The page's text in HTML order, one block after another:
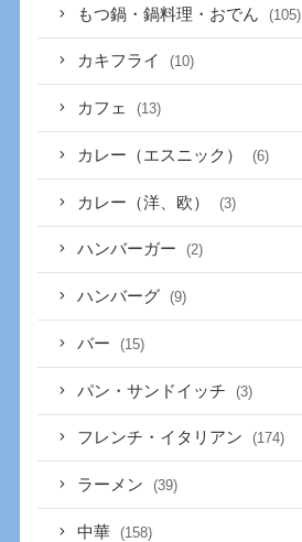
もつ鍋・鍋料理・おでん (105)
カキフライ (10)
カフェ (13)
カレー（エスニック） (6)
カレー（洋、欧） (3)
ハンバーガー (2)
ハンバーグ (9)
バー (15)
パン・サンドイッチ (3)
フレンチ・イタリアン (174)
ラーメン (39)
中華 (158)